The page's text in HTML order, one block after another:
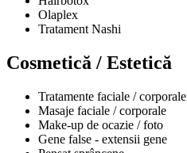
Olaplex
Tratament Nashi
Cosmetică / Estetică
Tratamente faciale / corporale
Masaje faciale / corporale
Make-up de ocazie / foto
Gene false - extensii gene